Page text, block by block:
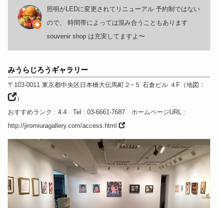
照明がLEDに変更されてリニューアル 予約制ではない
ので、 時間帯によっては混み合うこともあります
souvenir shop は充実してますよ〜
みうらじろうギャラリー
〒103-0011 東京都中央区日本橋大伝馬町２−５ 石倉ビル ４F（地図：
）
おすすめランク : 4.4 Tel : 03-6661-7687 ホームページURL:
http://jiromiuragallery.com/access.html